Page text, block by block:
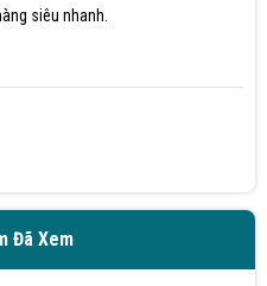
siêu nhanh.
mình chỉ thích cái gì nhanh
Đã Xem